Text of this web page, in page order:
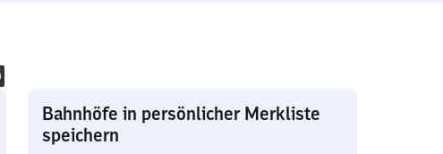
Bahnhöfe in persönlicher Merkliste
speichern